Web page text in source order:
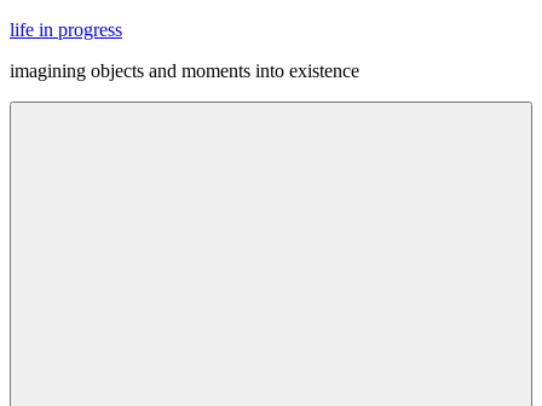
Skip
content
life in progress
imagining objects and moments into existence